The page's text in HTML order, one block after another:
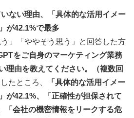
ない理由、「具体的な活用イメー
が42.1%で最多
」「ややそう思う」と回答した方
をご自身のマーケティング業務
理由を教えてください。（複数回
たところ、
「具体的な活用イメー
が42.1%、「正確性が担保されて
「会社の機密情報をリークする危